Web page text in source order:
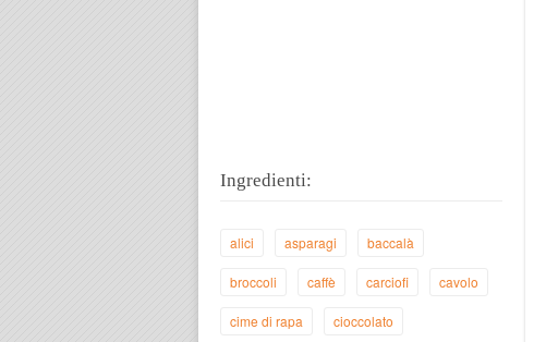
Ingredienti:
alici asparagi baccalà
broccoli caffè carciofi cavolo
cime di rapa cioccolato